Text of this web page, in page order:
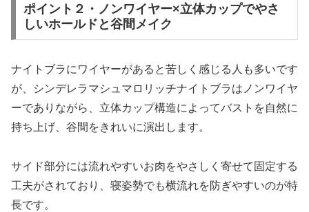
ポイント２・ノンワイヤー×立体カップでやさ
しいホールドと谷間メイク
ナイトブラにワイヤーがあると苦しく感じる人も多いです
が、シンデレラマシュマロリッチナイトブラはノンワイヤ
ーでありながら、立体カップ構造によってバストを自然に
持ち上げ、谷間をきれいに演出します。
サイド部分には流れやすいお肉をやさしく寄せて固定する
工夫がされており、寝姿勢でも横流れを防ぎやすいのが特
長です。